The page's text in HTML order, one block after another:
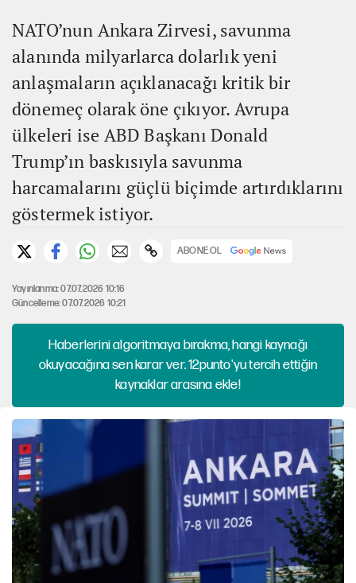
NATO’nun Ankara Zirvesi, savunma
alanında milyarlarca dolarlık yeni
anlaşmaların açıklanacağı kritik bir
dönemeç olarak öne çıkıyor. Avrupa
ülkeleri ise ABD Başkanı Donald
Trump’ın baskısıyla savunma
harcamalarını güçlü biçimde artırdıklarını
göstermek istiyor.
ABONE OL
Yayınlanma: 07.07.2026 10:16
Güncelleme: 07.07.2026 10:21
Haberlerini algoritmaya bırakma, hangi kaynağı
okuyacağına sen karar ver. 12punto'yu tercih ettiğin
kaynaklar arasına ekle!